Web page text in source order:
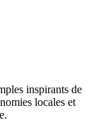
inspirants de
locales et